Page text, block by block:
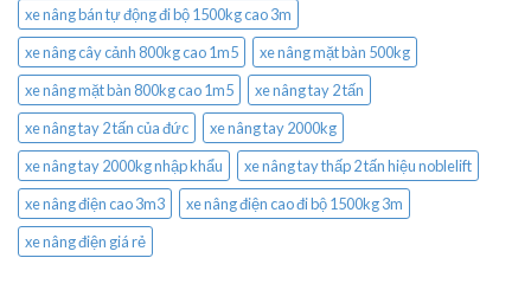
xe nâng bán tự động đi bộ 1500kg cao 3m
xe nâng cây cảnh 800kg cao 1m5
xe nâng mặt bàn 500kg
xe nâng mặt bàn 800kg cao 1m5
xe nâng tay 2 tấn
xe nâng tay 2 tấn của đức
xe nâng tay 2000kg
xe nâng tay 2000kg nhập khẩu
xe nâng tay thấp 2 tấn hiệu noblelift
xe nâng điện cao 3m3
xe nâng điện cao đi bộ 1500kg 3m
xe nâng điện giá rẻ